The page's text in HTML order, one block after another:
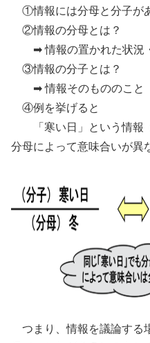
①情報には分母と分子が
②情報の分母とは？
➡ 情報の置かれた状況
③情報の分子とは？
➡ 情報そのもののこと
④例を挙げると
「寒い日」という情報
分母によって意味合いが異
つまり、情報を議論する